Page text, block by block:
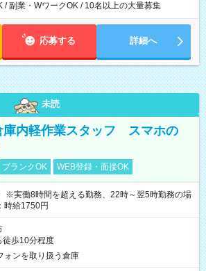
/ 副業・WワークOK / 10名以上の大量募集
応募する 詳細へ
未読
庫内軽作業スタッフ スマホの
ブランクOK WEB登録・面接OK
実働8時間を超える勤務、22時～翌5時勤務の場
時給1750円
徒歩10分程度
ォンを取り扱う倉庫